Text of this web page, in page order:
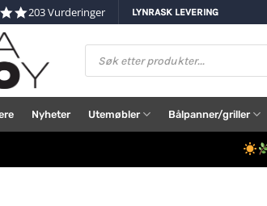
4.8
star
203 Vurderinger LYNRASK LEVERING
Products
search
Nyheter Utemøbler Bålpanner/griller